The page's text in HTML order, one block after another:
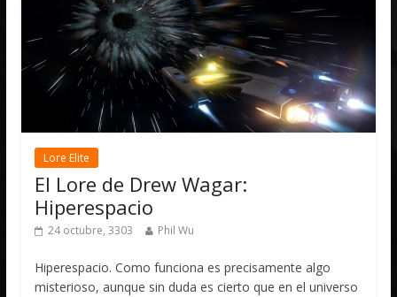
Lore Elite
El Lore de Drew Wagar:
Hiperespacio
24 octubre, 3303 Phil Wu
Hiperespacio. Como funciona es precisamente algo
misterioso, aunque sin duda es cierto que en el universo